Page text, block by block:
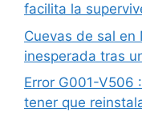
facilita la
Cuevas de sal en
inesperada tras
Error G001-V506
tener que